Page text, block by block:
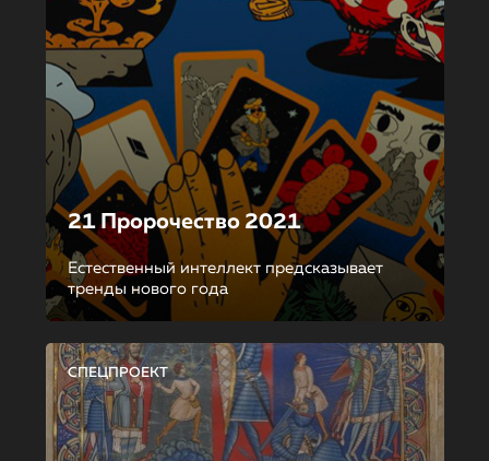
21 Пророчество 2021
Естественный интеллект предсказывает
тренды нового года
СПЕЦПРОЕКТ